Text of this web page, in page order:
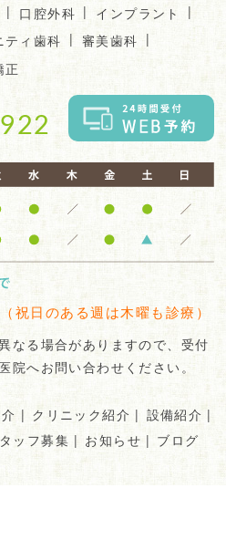
| 口腔外科 | インプラント
|
ティ歯科 | 審美歯科 |
正
祝日のある週は木曜も診療）
なる場合がありますので、受付
院へお問い合わせください。
| クリニック紹介 | 設備紹介 |
ッフ募集 | お知らせ | ブログ